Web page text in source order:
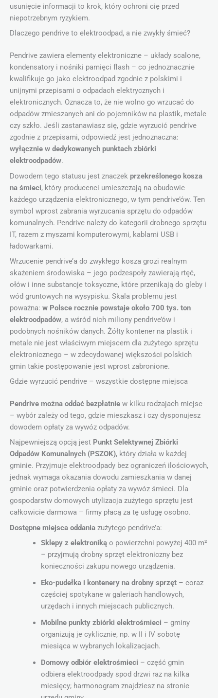
usunięcie informacji to krok, który ochroni cię przed
niepotrzebnym ryzykiem.
Dlaczego pendrive to elektroodpad, a nie zwykły śmieć?
Pendrive zawiera elementy elektroniczne – układy scalone,
kondensatory i nośniki pamięci flash – co jednoznacznie
kwalifikuje go jako elektroodpad zgodnie z polskimi i
unijnymi przepisami o odpadach elektrycznych i
elektronicznych. Oznacza to, że nie wolno go wrzucać do
odpadów zmieszanych ani do pojemników na plastik, metale
czy szkło. Jeśli zastanawiasz się, gdzie wyrzucić pendrive
zgodnie z przepisami, odpowiedź jest jednoznaczna:
wyłącznie w dedykowanych punktach zbiórki
elektroodpadów.
Dowodem tego statusu jest znaczek przekreślonego kosza
na śmieci, który producenci umieszczają na obudowie
każdego urządzenia elektronicznego, w tym pendrive’ów. Ten
symbol wprost zabrania wyrzucania sprzętu do odpadów
komunalnych. Pendrive należy do kategorii drobnego sprzętu
IT, razem z myszami komputerowymi, kablami USB i
ładowarkami.
Wrzucenie pendrive’a do zwykłego kosza grozi realnym
skażeniem środowiska – jego podzespoły zawierają rtęć,
ołów i inne substancje toksyczne, które przenikają do gleby i
wód gruntowych na wysypisku. Skala problemu jest
poważna: w Polsce rocznie powstaje około 700 tys. ton
elektroodpadów, a wśród nich miliony pendrive’ów i
podobnych nośników danych. Żółty kontener na plastik i
metale nie jest właściwym miejscem dla zużytego sprzętu
elektronicznego – w zdecydowanej większości polskich
gmin takie postępowanie jest wprost zabronione.
Gdzie wyrzucić pendrive – wszystkie dostępne miejsca
Pendrive można oddać bezpłatnie w kilku rodzajach miejsc
– wybór zależy od tego, gdzie mieszkasz i czy dysponujesz
dowodem opłaty za wywóz odpadów.
Najpewniejszą opcją jest Punkt Selektywnej Zbiórki
Odpadów Komunalnych (PSZOK), który działa w każdej
gminie. Przyjmuje elektroodpady bez ograniczeń ilościowych,
jednak wymaga okazania dowodu zamieszkania w danej
gminie oraz potwierdzenia opłaty za wywóz śmieci. Dla
gospodarstw domowych utylizacja zużytego sprzętu jest
całkowicie darmowa – firmy płacą za tę usługę osobno.
Dostępne miejsca oddania zużytego pendrive’a:
Sklepy z elektronikąo powierzchni powyżej 400 m²
– przyjmują drobny sprzęt elektroniczny bez
konieczności zakupu nowego urządzenia.
Eko-pudełka i kontenery na drobny sprzęt– coraz
częściej spotykane w galeriach handlowych,
urzędach i innych miejscach publicznych.
Mobilne punkty zbiórki elektrośmieci – gminy
organizują je cyklicznie, np. w II i IV sobotę
miesiąca w wybranych lokalizacjach.
Domowy odbiór elektrośmieci – część gmin
odbiera elektroodpady spod drzwi raz na kilka
miesięcy; harmonogram znajdziesz na stronie